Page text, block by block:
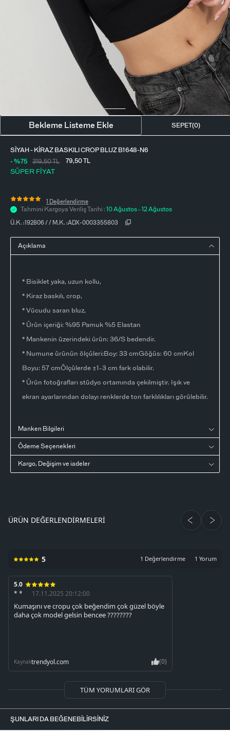
Açıklama
* Bisiklet yaka, uzun kollu,
* Kiraz baskılı, crop,
* Vücudu saran bluz,
* Ürün içeriği: %95 Pamuk %5 Elastan
* Mankenin üzerindeki ürün: 36/S bedendir.
* Numune ürünün ölçüleri:Boy: 33 cmGöğüs: 60 cmKol
Boyu: 57 cmÖlçülerde ±1-3 cm fark olabilir.
* Ürün fotoğrafları stüdyo ortamında çekilmiştir. Işık ve
ekran ayarlarından dolayı renklerde ton farklılıkları görülebilir.
Manken Bilgileri
Ödeme Seçenekleri
Kargo, Değişim ve iadeler
Ü.K. :192806/ / M.K. :ADX-0003355803
SIYAH - KIRAZ BASKILI CROP BLUZ B1648-N6
SÜPER FİYAT
319,50TL 79,50TL
- %75
1 Değerlendirme
Tahmini Kargoya Veriliş Tarihi : 10 Ağustos - 12 Ağustos
SEPET(0)
Bekleme Listeme Ekle
ÜRÜN DEĞERLENDIRMELERI
5 1 Değerlendirme 1 Yorum
5.0
* *
17.11.2025 20:12:00
Kumaşını ve cropu çok beğendim çok güzel böyle
daha çok model gelsin bencee ????????
Kaynaktrendyol.com (0)
TÜM YORUMLARI GÖR
ŞUNLARI DA BEĞENEBILIRSINIZ
FULAR-SAÇ BANDI